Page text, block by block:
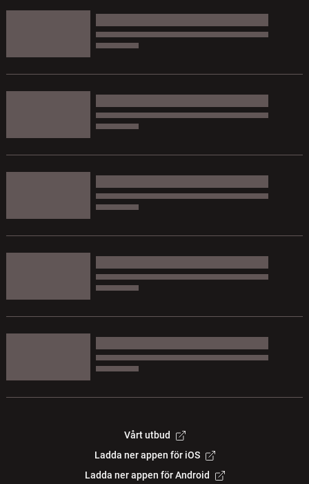
Vårt utbud
Ladda ner appen för iOS
Ladda ner appen för Android